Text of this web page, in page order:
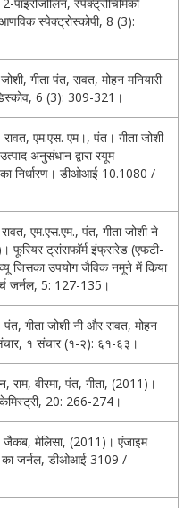
स्पेक्ट्रोस्कोपी, 8 (3):
गीता पंत, रावत, मोहन मनियारी
6 (3): 309-321।
एम.एस. एम।, पंत। गीता जोशी
अनुसंधान द्वारा रयूम
निर्धारण। डीओआई 10.1080 /
एम.एस.एम., पंत, गीता जोशी ने
ट्रांसफॉर्म इंफ्रारेड (एफटी-
जिसका उपयोग जैविक नमूने में किया
जर्नल, 5: 127-135।
गीता जोशी नी और रावत, मोहन
१ संचार (१-२): ६१-६३।
राम, वीरमा, पंत, गीता, (2011)।
20: 266-274।
जैकब, मेलिसा, (2011)। एंजाइम
का जर्नल, डीओआई 3109 /